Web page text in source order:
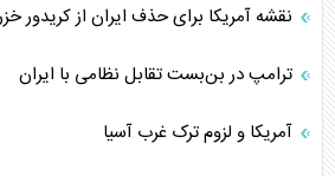
نقشه آمریکا برای حذف ایران از کریدور
ترامپ در بن‌بست تقابل نظامی با ایران
آمریکا و لزوم ترک غرب آسیا